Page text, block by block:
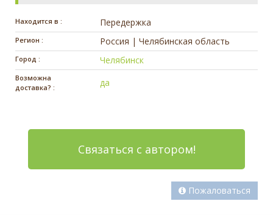
Находится в : Передержка
Регион : Россия | Челябинская область
Город : Челябинск
Возможна
доставка? :
да
Связаться с автором!
Пожаловаться